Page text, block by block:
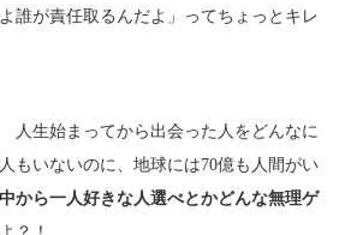
誰が責任取るんだよ」ってちょっとキレ
人生始まってから出会った人をどんなに
もいないのに、地球には70億も人間がい
から一人好きな人選べとかどんな無理ゲ